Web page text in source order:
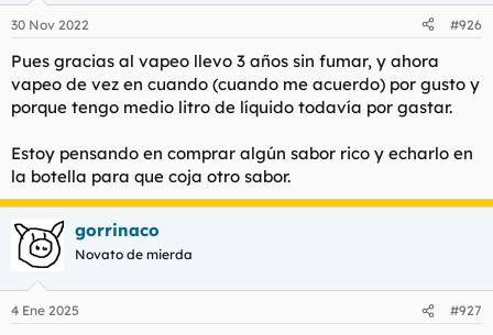
d
o
d
e
l
e
m
a
e
i
c
i
30 Nov 2022 #926
Pues gracias al vapeo llevo 3 años sin fumar, y ahora
vapeo de vez en cuando (cuando me acuerdo) por gusto y
porque tengo medio litro de líquido todavía por gastar.
Estoy pensando en comprar algún sabor rico y echarlo en
la botella para que coja otro sabor.
gorrinaco
Novato de mierda
4 Ene 2025 #927